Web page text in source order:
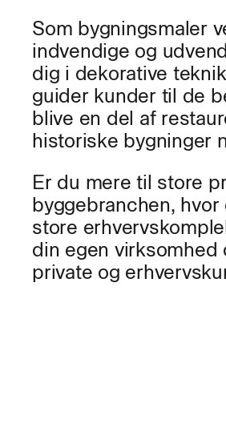
Som bygningsmaler
indvendige og
dig i dekorative
guider kunder til de
blive en del af
historiske bygninger
Er du mere til store
byggebranchen,
store
din egen
private og